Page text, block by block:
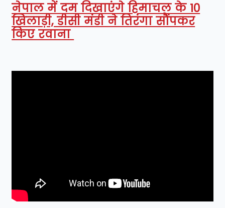
नेपाल में दम दिखाएंगे हिमाचल के 10
खिलाड़ी, डीसी मंडी ने तिरंगा सौंपकर
किए रवाना